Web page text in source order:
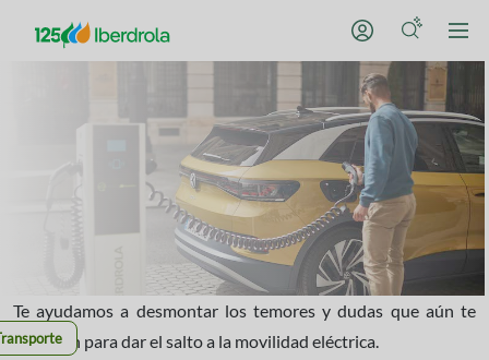
Te ayudamos a desmontar los temores y dudas que aún te
pudieran para dar el salto a la movilidad eléctrica.